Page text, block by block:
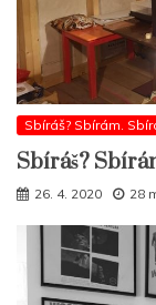
Sbíráš? Sbírám.
Sbíráš?
26. 4. 2020 28